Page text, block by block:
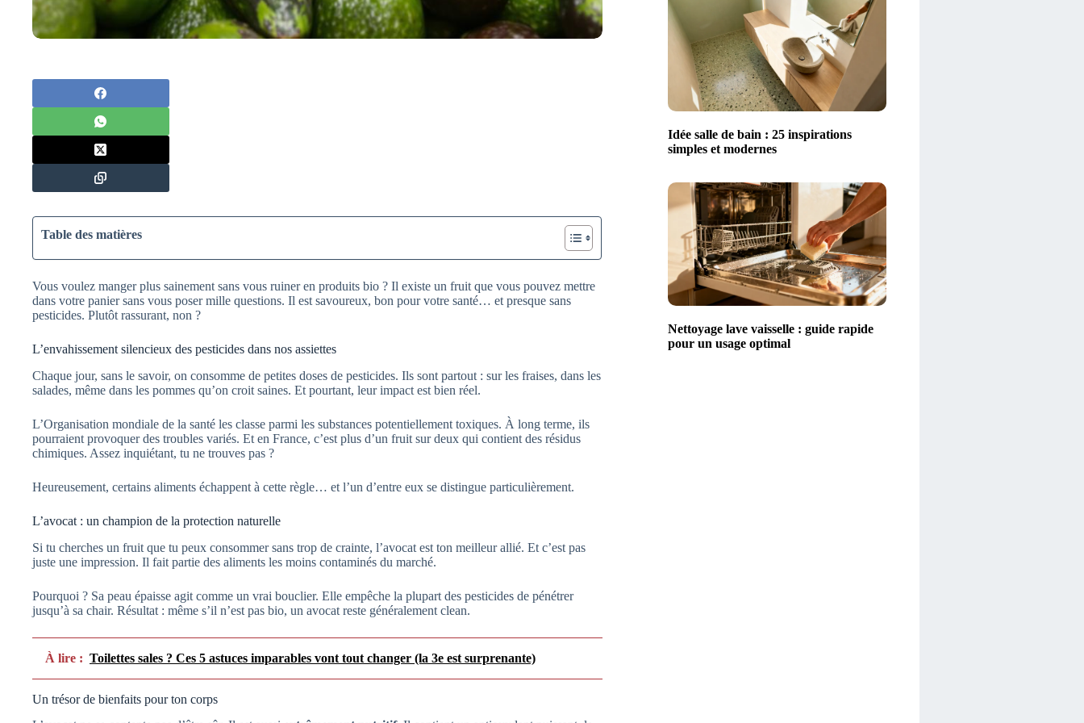
Table des matières
Vous voulez manger plus sainement sans vous ruiner en produits bio ? Il existe un fruit que vous pouvez mettre
dans votre panier sans vous poser mille questions. Il est savoureux, bon pour votre santé… et presque sans
pesticides. Plutôt rassurant, non ?
L’envahissement silencieux des pesticides dans nos assiettes
Chaque jour, sans le savoir, on consomme de petites doses de pesticides. Ils sont partout : sur les fraises, dans les
salades, même dans les pommes qu’on croit saines. Et pourtant, leur impact est bien réel.
L’Organisation mondiale de la santé les classe parmi les substances potentiellement toxiques. À long terme, ils
pourraient provoquer des troubles variés. Et en France, c’est plus d’un fruit sur deux qui contient des résidus
chimiques. Assez inquiétant, tu ne trouves pas ?
Heureusement, certains aliments échappent à cette règle… et l’un d’entre eux se distingue particulièrement.
L’avocat : un champion de la protection naturelle
Si tu cherches un fruit que tu peux consommer sans trop de crainte, l’avocat est ton meilleur allié. Et c’est pas
juste une impression. Il fait partie des aliments les moins contaminés du marché.
Pourquoi ? Sa peau épaisse agit comme un vrai bouclier. Elle empêche la plupart des pesticides de pénétrer
jusqu’à sa chair. Résultat : même s’il n’est pas bio, un avocat reste généralement clean.
À lire : Toilettes sales ? Ces 5 astuces imparables vont tout changer (la 3e est surprenante)
Un trésor de bienfaits pour ton corps
Idée salle de bain : 25 inspirations
simples et modernes
Nettoyage lave vaisselle : guide rapide
pour un usage optimal